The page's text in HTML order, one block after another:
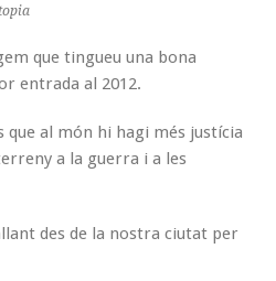
que tingueu una bona
entrada al 2012.
que al món hi hagi més justícia
a la guerra i a les
des de la nostra ciutat per